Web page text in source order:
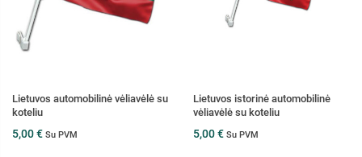
Lietuvos automobilinė vėliavėlė su
koteliu
5,00 € Su PVM
Lietuvos istorinė automobilinė
vėliavėlė su koteliu
5,00 € Su PVM